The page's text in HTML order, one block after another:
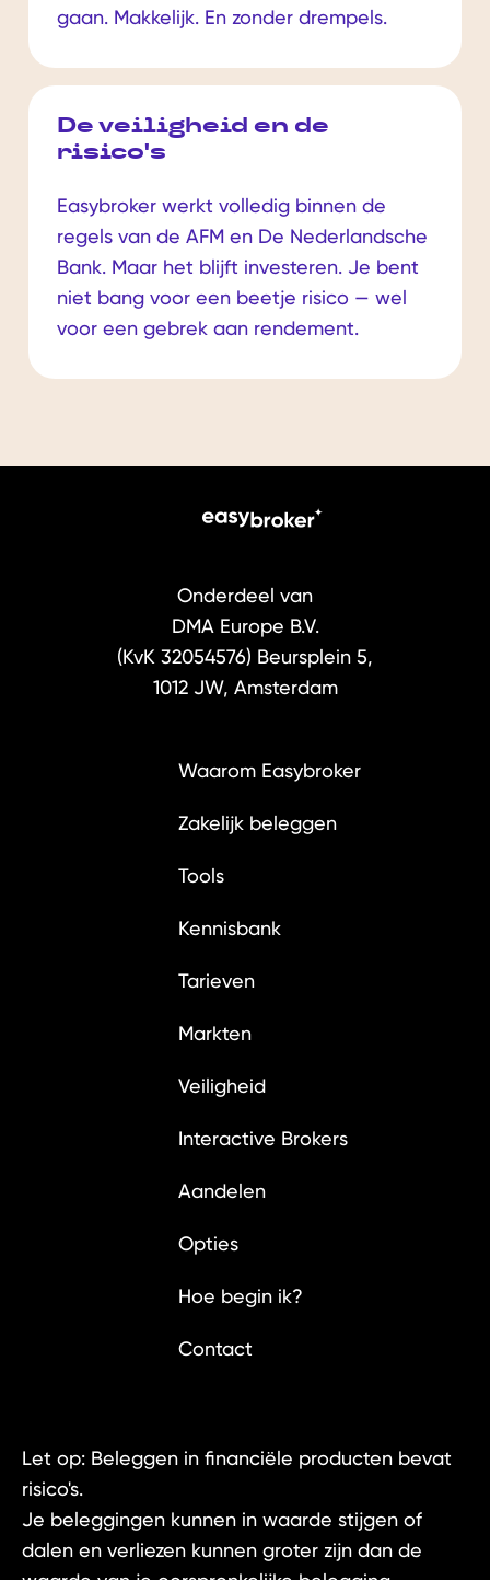
gaan. Makkelijk. En zonder drempels.
De veiligheid en de
risico's
Easybroker werkt volledig binnen de
regels van de AFM en De Nederlandsche
Bank. Maar het blijft investeren. Je bent
niet bang voor een beetje risico — wel
voor een gebrek aan rendement.
Onderdeel van
DMA Europe B.V.
(KvK 32054576) Beursplein 5,
1012 JW, Amsterdam
Waarom Easybroker
Zakelijk beleggen
Tools
Kennisbank
Tarieven
Markten
Veiligheid
Interactive Brokers
Aandelen
Opties
Hoe begin ik?
Contact
Let op: Beleggen in financiële producten bevat
risico's.
Je beleggingen kunnen in waarde stijgen of
dalen en verliezen kunnen groter zijn dan de